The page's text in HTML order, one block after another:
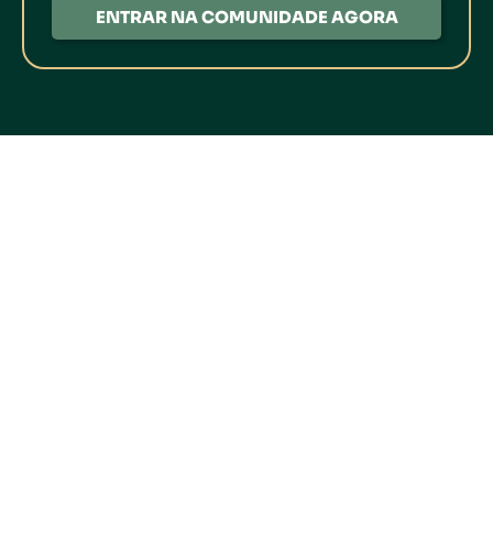
ENTRAR NA COMUNIDADE AGORA